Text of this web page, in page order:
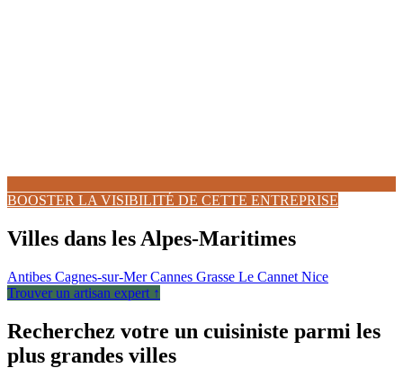
BOOSTER LA VISIBILITÉ DE CETTE ENTREPRISE
Villes dans les Alpes-Maritimes
Antibes Cagnes-sur-MerCannes Grasse Le Cannet Nice
Trouver un artisan expert ↑
Recherchez votre un cuisiniste parmi les
plus grandes villes